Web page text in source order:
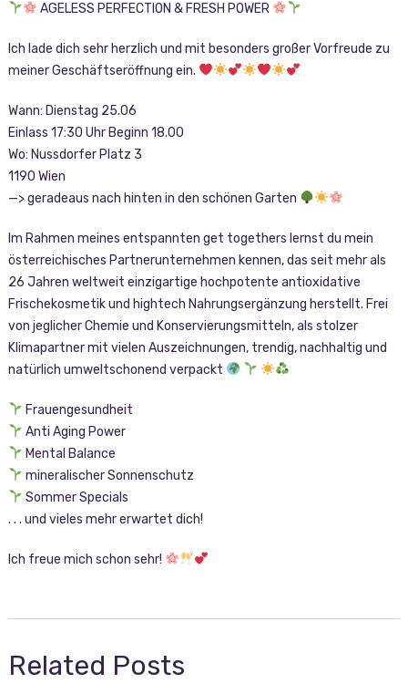
AGELESS PERFECTION & FRESH POWER
Ich lade dich sehr herzlich und mit besonders großer Vorfreude zu
meiner Geschäftseröffnung ein.
Wann: Dienstag 25.06
Einlass 17:30 Uhr Beginn 18.00
Wo: Nussdorfer Platz 3
1190 Wien
—> geradeaus nach hinten in den schönen Garten
Im Rahmen meines entspannten get togethers lernst du mein
österreichisches Partnerunternehmen kennen, das seit mehr als
26 Jahren weltweit einzigartige hochpotente antioxidative
Frischekosmetik und hightech Nahrungsergänzung herstellt. Frei
von jeglicher Chemie und Konservierungsmitteln, als stolzer
Klimapartner mit vielen Auszeichnungen, trendig, nachhaltig und
natürlich umweltschonend verpackt
Frauengesundheit
Anti Aging Power
Mental Balance
mineralischer Sonnenschutz
Sommer Specials
. . . und vieles mehr erwartet dich!
Ich freue mich schon sehr!
Related Posts